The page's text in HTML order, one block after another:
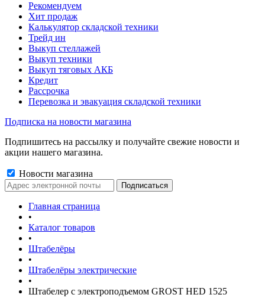
Рекомендуем
Хит продаж
Калькулятор складской техники
Трейд ин
Выкуп стеллажей
Выкуп техники
Выкуп тяговых АКБ
Кредит
Рассрочка
Перевозка и эвакуация складской техники
Подписка на новости магазина
Подпишитесь на рассылку и получайте свежие новости и
акции нашего магазина.
Новости магазина
Главная страница
•
Каталог товаров
•
Штабелёры
•
Штабелёры электрические
•
Штабелер с электроподъемом GROST HED 1525